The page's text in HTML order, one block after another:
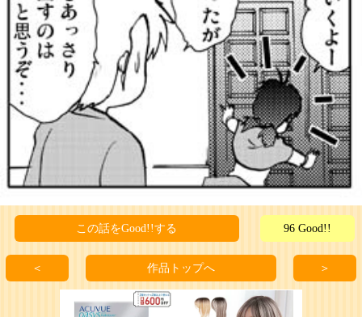
この話をGood!!する 96 Good!!
＜ 作品トップへ ＞